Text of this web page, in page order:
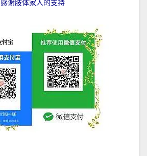
感谢肢体家人的支持